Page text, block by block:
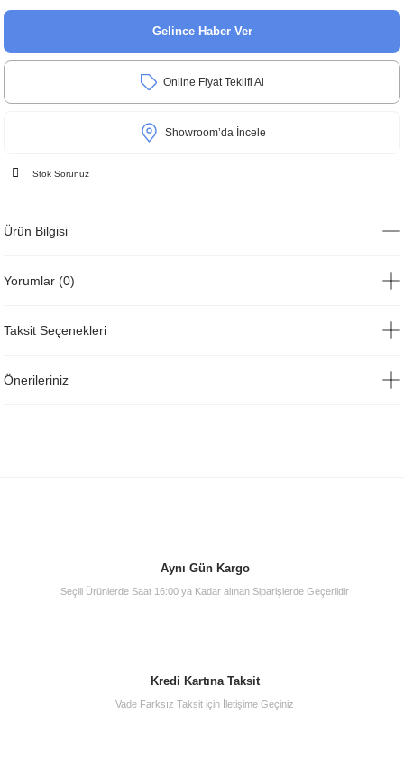
Gelince Haber Ver
Online Fiyat Teklifi Al
Showroom’da İncele
Stok Sorunuz
Ürün Bilgisi
Yorumlar (0)
Taksit Seçenekleri
Önerileriniz
Aynı Gün Kargo
Seçili Ürünlerde Saat 16:00 ya Kadar alınan Siparişlerde Geçerlidir
Kredi Kartına Taksit
Vade Farksız Taksit için İletişime Geçiniz